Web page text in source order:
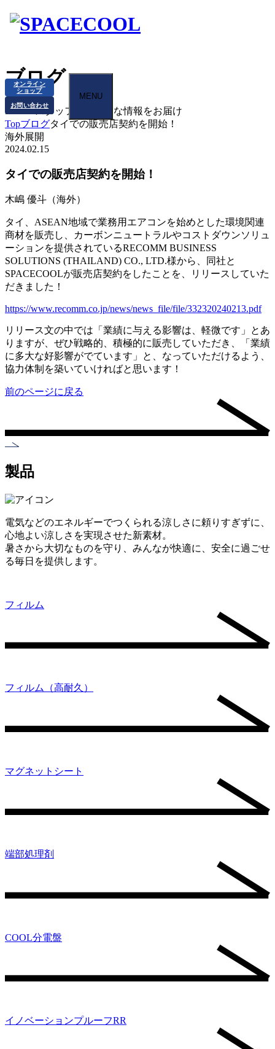
オンライン
ショップ
お問い合わせ
MENU
ブログ
BLOG スタッフから様々な情報をお届け
Topブログタイでの販売店契約を開始！
海外展開
2024.02.15
タイでの販売店契約を開始！
木嶋 優斗（海外）
タイ、ASEAN地域で業務用エアコンを始めとした環境関連
商材を販売し、カーボンニュートラルやコストダウンソリュ
ーションを提供されているRECOMM BUSINESS
SOLUTIONS (THAILAND) CO., LTD.様から、同社と
SPACECOOLが販売店契約をしたことを、リリースしていた
だきました！
https://www.recomm.co.jp/news/news_file/file/332320240213.pdf
リリース文の中では「業績に与える影響は、軽微です」とあ
りますが、ぜひ戦略的、積極的に販売していただき、「業績
に多大な好影響がでています」と、なっていただけるよう、
協力体制を築いていければと思います！
前のページに戻る
製品
電気などのエネルギーでつくられる涼しさに頼りすぎずに、
心地よい涼しさを実現させた新素材。
暑さから大切なものを守り、みんなが快適に、安全に過ごせ
る毎日を提供します。
フィルム
フィルム（高耐久）
マグネットシート
端部処理剤
COOL分電盤
イノベーションプルーフRR